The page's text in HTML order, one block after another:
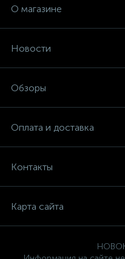
О магазине
Новости
Обзоры
Оплата и доставка
Контакты
Карта сайта